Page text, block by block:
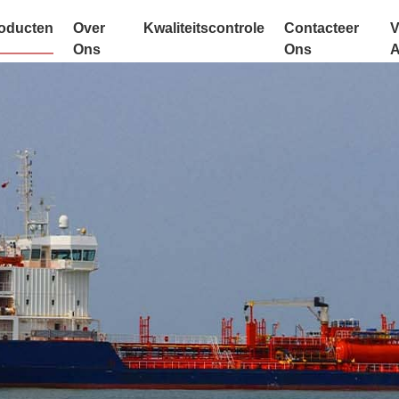
Over
Ons
Kwaliteitscontrole
Contacteer
Ons